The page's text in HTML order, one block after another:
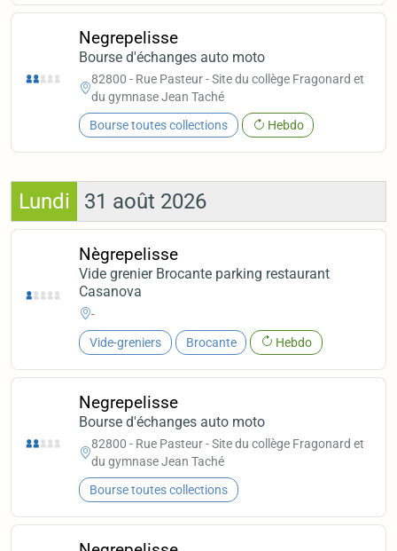
Negrepelisse
Bourse d'échanges auto moto
82800 - Rue Pasteur - Site du collège Fragonard et
du gymnase Jean Taché
Bourse toutes collections Hebdo
Lundi 31 août 2026
Nègrepelisse
Vide grenier Brocante parking restaurant
Casanova
-
Vide-greniers Brocante Hebdo
Negrepelisse
Bourse d'échanges auto moto
82800 - Rue Pasteur - Site du collège Fragonard et
du gymnase Jean Taché
Bourse toutes collections